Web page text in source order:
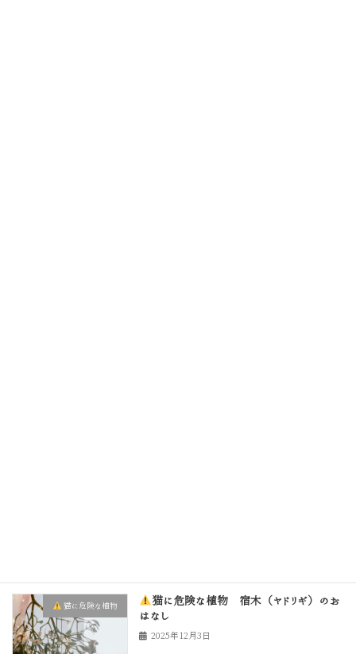
猫に危険な植物
猫に危険な植物 宿木（ヤドリギ）のお
はなし
2025年12月3日